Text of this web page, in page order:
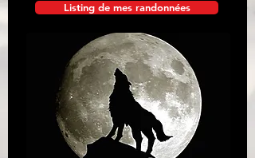
Listing de mes randonnées